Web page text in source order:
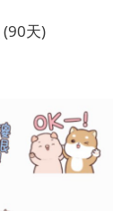
(90天)